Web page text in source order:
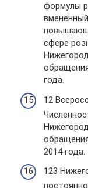
формулы
сфере
года.
12
2014 года.
123